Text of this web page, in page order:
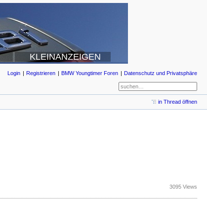
KLEINANZEIGEN
Login Registrieren BMW Youngtimer Foren Datenschutz und Privatsphäre
in Thread öffnen
3095 Views